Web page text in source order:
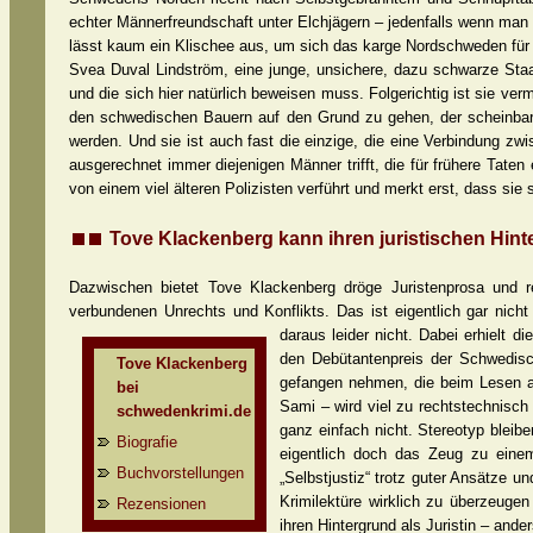
echter Männerfreundschaft unter Elchjägern – jedenfalls wenn
lässt kaum ein Klischee aus, um sich das karge Nordschweden
Svea Duval Lindström, eine junge, unsichere, dazu schwarze
und die sich hier natürlich beweisen muss. Folgerichtig ist sie
den schwedischen Bauern auf den Grund zu gehen, der
werden. Und sie ist auch fast die einzige, die eine Verbindung
ausgerechnet immer diejenigen Männer trifft, die für frühere
von einem viel älteren Polizisten verführt und merkt erst, dass
Tove Klackenberg kann ihren juristischen
Dazwischen bietet Tove Klackenberg dröge Juristenprosa
verbundenen Unrechts und Konflikts. Das ist eigentlich gar
Tove Klackenberg
bei
schwedenkrimi.de
Biografie
Buchvorstellungen
Rezensionen
daraus leider nicht. Dabei erhielt
den Debütantenpreis der
gefangen nehmen, die beim Lesen
Sami – wird viel zu
ganz einfach nicht. Stereotyp
eigentlich doch das Zeug zu
„Selbstjustiz“ trotz guter Ansätze
Krimilektüre wirklich zu
ihren Hintergrund als Juristin –